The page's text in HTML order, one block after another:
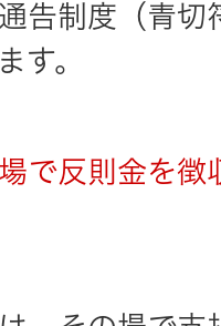
告制度（青切
す。
で反則金を徴